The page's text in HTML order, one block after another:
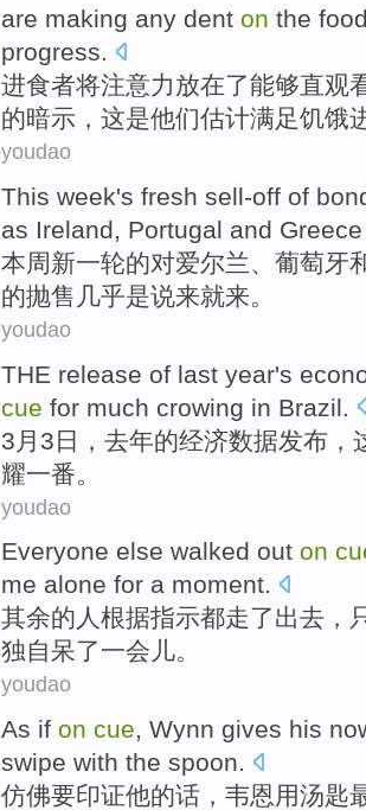
are making any dent on the
progress.
进食者将注意力放在了能够直观
的暗示 ，这是他们估计满足饥饿
youdao
This week's fresh sell-off of
as Ireland, Portugal and Greece
本周新一轮的对爱尔兰、 葡萄牙
的抛售几乎是说来就来。
youdao
THE release of last year's
cue for much crowing in Brazil
3 月 3日， 去年的经济数据发布 ，
耀一番 。
youdao
Everyone else walked out on
me alone for a moment.
其余的人 根据指示都走了出去 ，
独自呆了一会儿。
youdao
As if on cue, Wynn gives his
swipe with the spoon.
仿佛要印证他的话， 韦恩用汤匙